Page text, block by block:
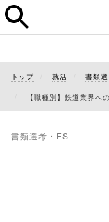
トップ 就活 書類
【職種別】鉄道業界へ
書類選考・ES